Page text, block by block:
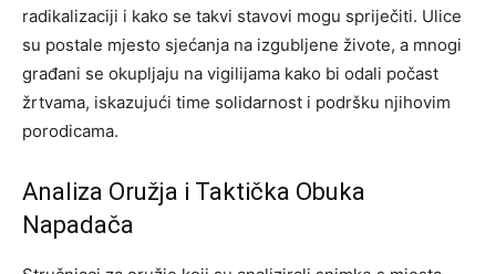
radikalizaciji i kako se takvi stavovi mogu spriječiti. Ulice
su postale mjesto sjećanja na izgubljene živote, a mnogi
građani se okupljaju na vigilijama kako bi odali počast
žrtvama, iskazujući time solidarnost i podršku njihovim
porodicama.
Analiza Oružja i Taktička Obuka
Napadača